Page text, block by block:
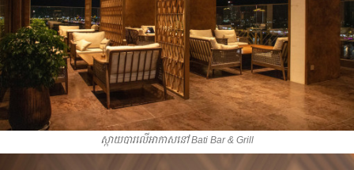
ស្កាយបារលើអាកាសនៅ Bati Bar & Grill